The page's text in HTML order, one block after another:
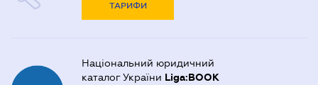
ТАРИФИ
Національний юридичний
каталог України Liga:BOOK